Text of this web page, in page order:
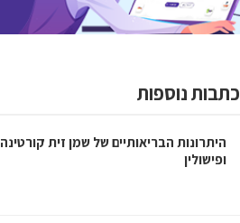
כתבות נוספות
היתרונות הבריאותיים של שמן זית קורטינה
ופישולין